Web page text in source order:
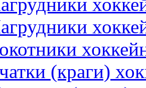
(краги)